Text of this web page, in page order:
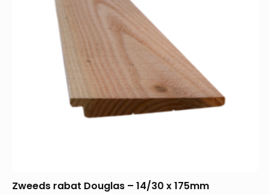
Zweeds rabat Douglas – 14/30 x 175mm